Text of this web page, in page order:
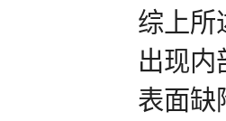
综上所
出现内
表面缺